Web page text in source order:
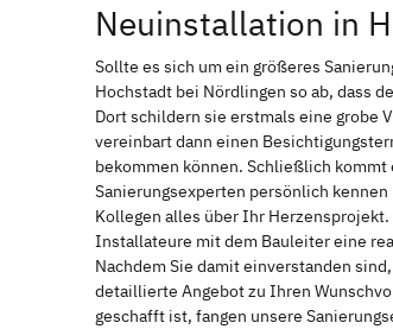
Neuinstallation in
Sollte es sich um ein größeres
Hochstadt bei Nördlingen so ab, dass
Dort schildern sie erstmals eine grobe
vereinbart dann einen
bekommen können. Schließlich
Sanierungsexperten persönlich
Kollegen alles über Ihr
Installateure mit dem Bauleiter eine
Nachdem Sie damit einverstanden
detaillierte Angebot zu Ihren
geschafft ist, fangen unsere